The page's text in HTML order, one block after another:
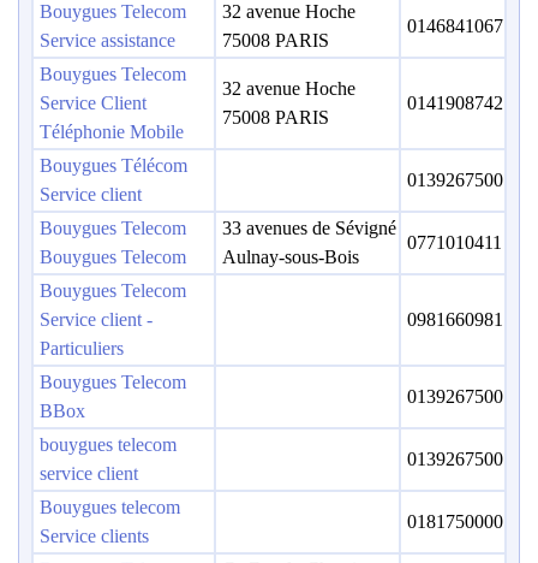
Bouygues Telecom
Service assistance
32 avenue Hoche
75008 PARIS
0146841067
Bouygues Telecom
Service Client
Téléphonie Mobile
32 avenue Hoche
75008 PARIS
0141908742
Bouygues Télécom
Service client
0139267500
Bouygues Telecom
Bouygues Telecom
33 avenues de Sévigné
Aulnay-sous-Bois
0771010411
Bouygues Telecom
Service client -
Particuliers
0981660981
Bouygues Telecom
BBox
0139267500
bouygues telecom
service client
0139267500
Bouygues telecom
Service clients
0181750000